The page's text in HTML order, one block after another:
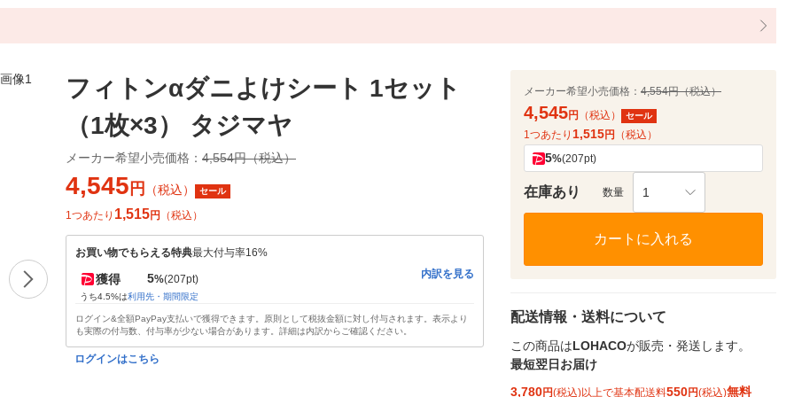
フィトンαダニよけシート 1セット
（1枚×3） タジマヤ
メーカー希望小売価格： 4,554円（税込）
4,545 円 （税込） セール
1つあたり 1,515円 （税込）
お買い物でもらえる特典最大付与率16%
獲得 5%(207pt)
うち4.5%は利用先・期間限定
内訳を見る
ログイン&全額PayPay支払いで獲得できます。原則として税抜金額に対し付与されます。表示より
も実際の付与数、付与率が少ない場合があります。詳細は内訳からご確認ください。
ログインはこちら
メーカー希望小売価格： 4,554円（税込）
4,545円 （税込） セール
1つあたり 1,515円 （税込）
5%(207pt)
在庫あり 数量 1
カートに入れる
配送情報・送料について
この商品はLOHACOが販売・発送します。
最短翌日お届け
3,780円(税込)以上で基本配送料550円(税込)無料